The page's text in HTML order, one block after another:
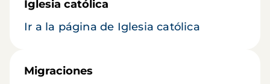
Iglesia católica
Ir a la página de Iglesia católica
Migraciones